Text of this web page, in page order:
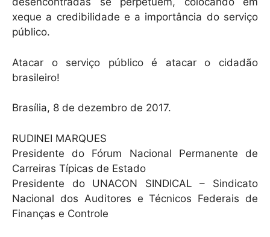
xeque a credibilidade e a importância do serviço
público.
Atacar o serviço público é atacar o cidadão
brasileiro!
Brasília, 8 de dezembro de 2017.
RUDINEI MARQUES
Presidente do Fórum Nacional Permanente de
Carreiras Típicas de Estado
Presidente do UNACON SINDICAL – Sindicato
Nacional dos Auditores e Técnicos Federais de
Finanças e Controle